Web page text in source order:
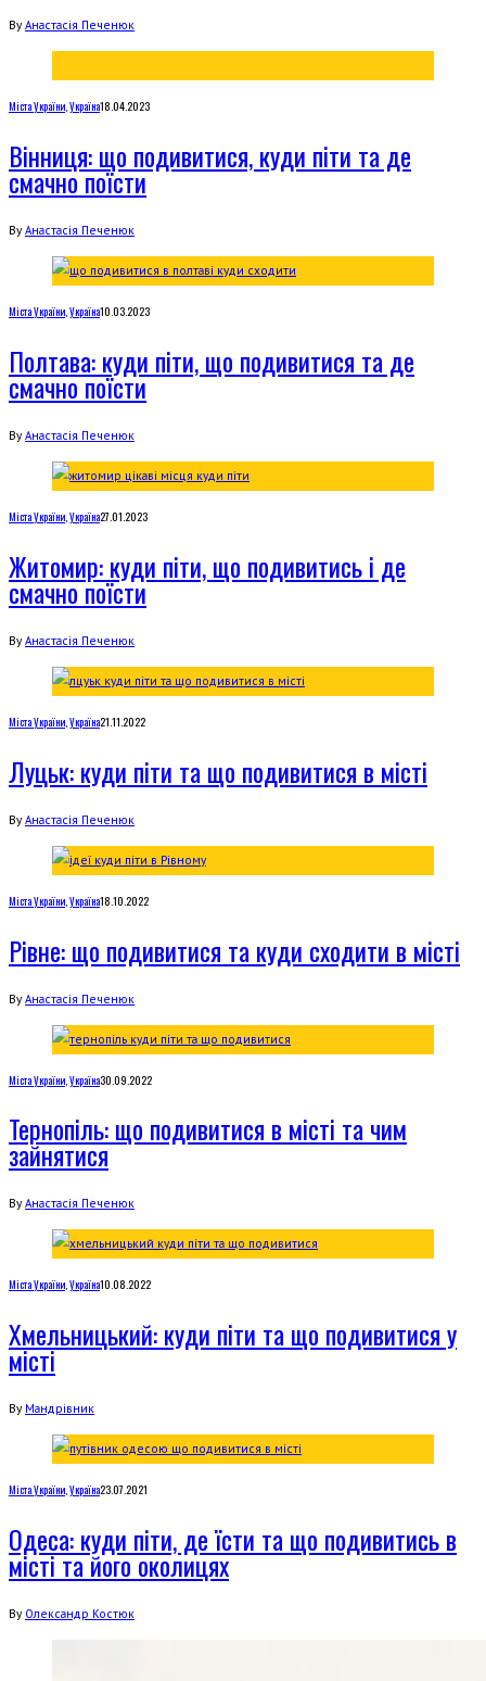
By Анастасія Печенюк
Міста України,Україна18.04.2023
Вінниця: що подивитися, куди піти та де
смачно поїсти
By Анастасія Печенюк
Міста України,Україна10.03.2023
Полтава: куди піти, що подивитися та де
смачно поїсти
By Анастасія Печенюк
Міста України,Україна27.01.2023
Житомир: куди піти, що подивитись і де
смачно поїсти
By Анастасія Печенюк
Міста України Україна21.11.2022
Луцьк: куди піти та що подивитися в місті
By Анастасія Печенюк
Міста України Україна18.10.2022
Рівне: що подивитися та куди сходити в місті
By Анастасія Печенюк
Міста України Україна30.09.2022
Тернопіль: що подивитися в місті та чим
зайнятися
By Анастасія Печенюк
Міста України,Україна10.08.2022
Хмельницький: куди піти та що подивитися у
місті
By Мандрівник
Міста України,Україна23.07.2021
Одеса: куди піти, де їсти та що подивитись в
місті та його околицях
By Олександр Костюк